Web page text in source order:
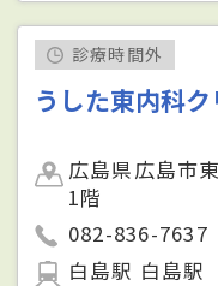
診療時間外
うした東内科
広島県広島市
1階
082-836-7637
白島駅 白島駅